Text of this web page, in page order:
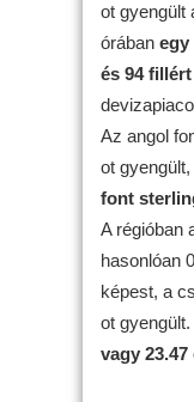
ot gyengült
órában egy
és 94
Az angol
ot gyengült,
font
A régióban
hasonlóan
képest, a
ot
vagy